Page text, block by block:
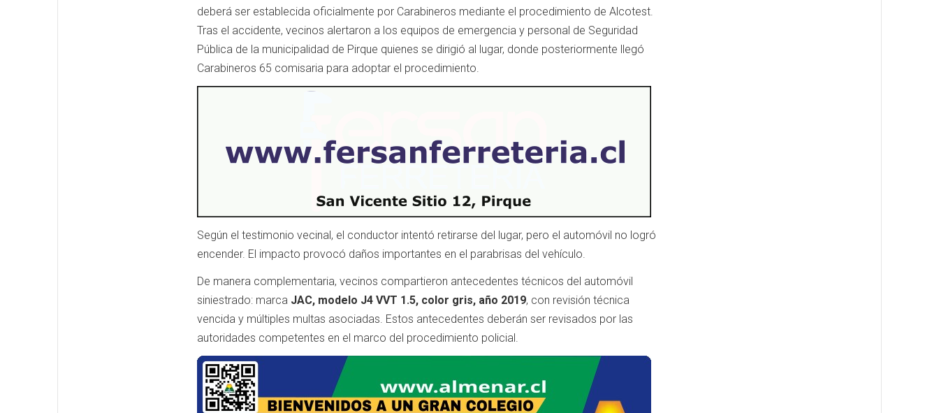
deberá ser establecida oficialmente por Carabineros mediante el procedimiento de Alcotest.
Tras el accidente, vecinos alertaron a los equipos de emergencia y personal de Seguridad
Pública de la municipalidad de Pirque quienes se dirigió al lugar, donde posteriormente llegó
Carabineros 65 comisaria para adoptar el procedimiento.
Según el testimonio vecinal, el conductor intentó retirarse del lugar, pero el automóvil no logró
encender. El impacto provocó daños importantes en el parabrisas del vehículo.
De manera complementaria, vecinos compartieron antecedentes técnicos del automóvil
siniestrado: marca JAC, modelo J4 VVT 1.5, color gris, año 2019, con revisión técnica
vencida y múltiples multas asociadas. Estos antecedentes deberán ser revisados por las
autoridades competentes en el marco del procedimiento policial.